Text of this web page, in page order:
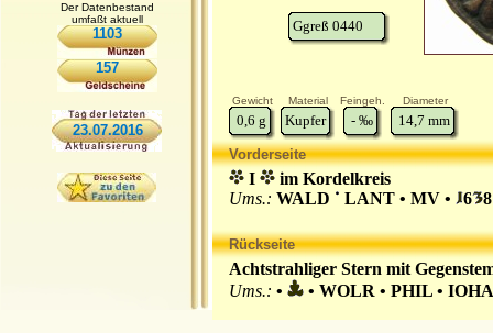
Der Datenbestand
umfaßt aktuell
1103
157
23.07.2016
Ggreß 0440
Gewicht Material Feingeh. Diameter
0,6 g Kupfer - ‰ 14,7 mm
Vorderseite
I
im Kordelkreis
Ums.: WALD LANT • MV • 6
Rückseite
Achtstrahliger Stern mit
Ums.: • • WOLR • PHIL •